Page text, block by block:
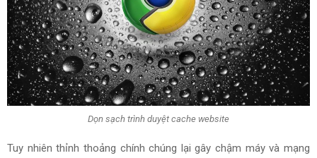
Dọn sạch trình duyệt cache website
Tuy nhiên thỉnh thoảng chính chúng lại gây chậm máy và mạng